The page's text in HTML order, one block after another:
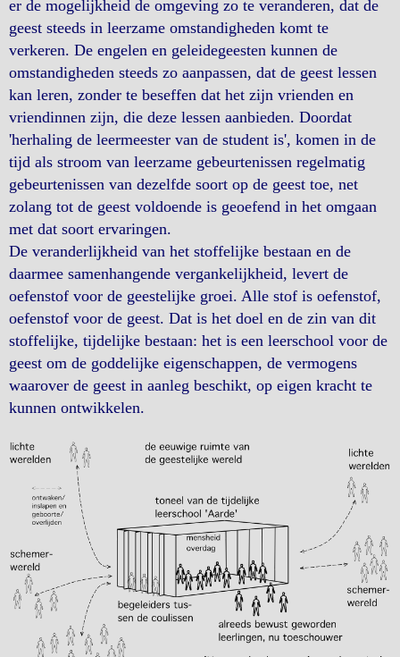
er de mogelijkheid de omgeving zo te veranderen, dat de
geest steeds in leerzame omstandigheden komt te
verkeren. De engelen en geleidegeesten kunnen de
omstandigheden steeds zo aanpassen, dat de geest lessen
kan leren, zonder te beseffen dat het zijn vrienden en
vriendinnen zijn, die deze lessen aanbieden. Doordat
'herhaling de leermeester van de student is', komen in de
tijd als stroom van leerzame gebeurtenissen regelmatig
gebeurtenissen van dezelfde soort op de geest toe, net
zolang tot de geest voldoende is geoefend in het omgaan
met dat soort ervaringen.
De veranderlijkheid van het stoffelijke bestaan en de
daarmee samenhangende vergankelijkheid, levert de
oefenstof voor de geestelijke groei. Alle stof is oefenstof,
oefenstof voor de geest. Dat is het doel en de zin van dit
stoffelijke, tijdelijke bestaan: het is een leerschool voor de
geest om de goddelijke eigenschappen, de vermogens
waarover de geest in aanleg beschikt, op eigen kracht te
kunnen ontwikkelen.